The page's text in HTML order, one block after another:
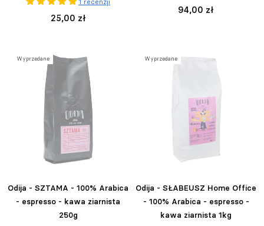
25,00 zł
94,00 zł
Wyprzedane
Odija - SZTAMA - 100% Arabica
- espresso - kawa ziarnista
250g
Wyprzedane
Odija - SŁABEUSZ Home Office
- 100% Arabica - espresso -
kawa ziarnista 1kg